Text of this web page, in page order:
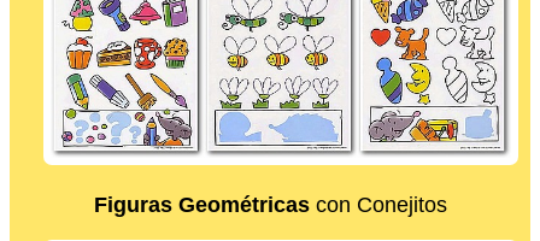
Figuras Geométricascon Conejitos